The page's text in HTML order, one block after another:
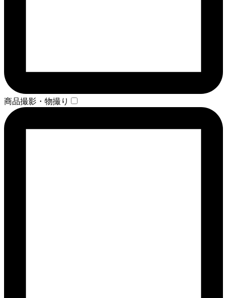
商品撮影・物撮り